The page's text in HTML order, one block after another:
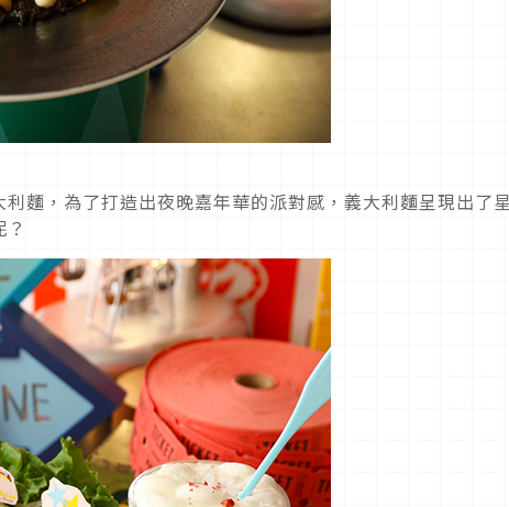
麵，為了打造出夜晚嘉年華的派對感，義大利麵呈現出了星